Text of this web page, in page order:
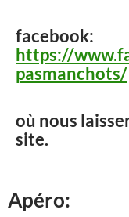
facebook:
https://
pasmanchots/
où nous
site.
Apéro: